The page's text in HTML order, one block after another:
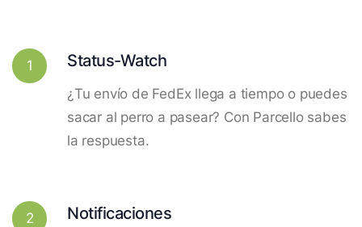
1 Status-Watch
¿Tu envío de FedEx llega a tiempo o puedes
sacar al perro a pasear? Con Parcello sabes
la respuesta.
2 Notificaciones